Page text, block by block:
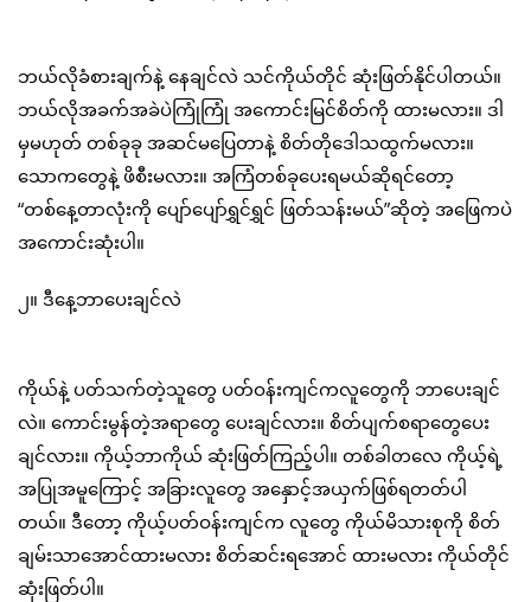
ဘယ်လိုခံစားချက်နဲ့ နေချင်လဲ သင်ကိုယ်တိုင် ဆုံးဖြတ်နိုင်ပါတယ်။
ဘယ်လိုအခက်အခဲပဲကြုံကြုံ အကောင်းမြင်စိတ်ကို ထားမလား။ ဒါ
မှမဟုတ် တစ်ခုခု အဆင်မပြေတာနဲ့ စိတ်တိုဒေါသထွက်မလား။
သောကတွေနဲ့ ဖိစီးမလား။ အကြံတစ်ခုပေးရမယ်ဆိုရင်တော့
“တစ်နေ့တာလုံးကို ပျော်ပျော်ရွှင်ရွှင် ဖြတ်သန်းမယ်”ဆိုတဲ့ အဖြေကပဲ
အကောင်းဆုံးပါ။
၂။ ဒီနေ့ဘာပေးချင်လဲ
ကိုယ်နဲ့ ပတ်သက်တဲ့သူတွေ ပတ်ဝန်းကျင်ကလူတွေကို ဘာပေးချင်
လဲ။ ကောင်းမွန်တဲ့အရာတွေ ပေးချင်လား။ စိတ်ပျက်စရာတွေပေး
ချင်လား။ ကိုယ့်ဘာကိုယ် ဆုံးဖြတ်ကြည့်ပါ။ တစ်ခါတလေ ကိုယ့်ရဲ့
အပြုအမူကြောင့် အခြားလူတွေ အနှောင့်အယှက်ဖြစ်ရတတ်ပါ
တယ်။ ဒီတော့ ကိုယ့်ပတ်ဝန်းကျင်က လူတွေ ကိုယ်မိသားစုကို စိတ်
ချမ်းသာအောင်ထားမလား စိတ်ဆင်းရအောင် ထားမလား ကိုယ်တိုင်
ဆုံးဖြတ်ပါ။